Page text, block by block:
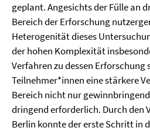
geplant. Angesichts der Fülle an
Bereich der Erforschung
Heterogenität dieses
der hohen Komplexität
Verfahren zu dessen Erforschung
Teilnehmer*innen eine stärkere
Bereich nicht nur
dringend erforderlich. Durch den
Berlin konnte der erste Schritt in